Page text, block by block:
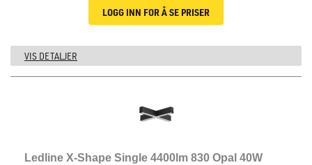
LOGG INN FOR Å SE PRISER
VIS DETALJER
Ledline X-Shape Single 4400lm 830 Opal 40W